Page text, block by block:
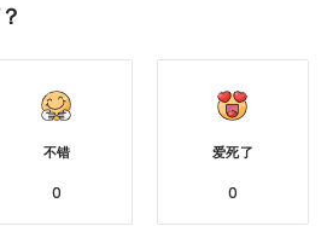
不错
0
爱死了
0